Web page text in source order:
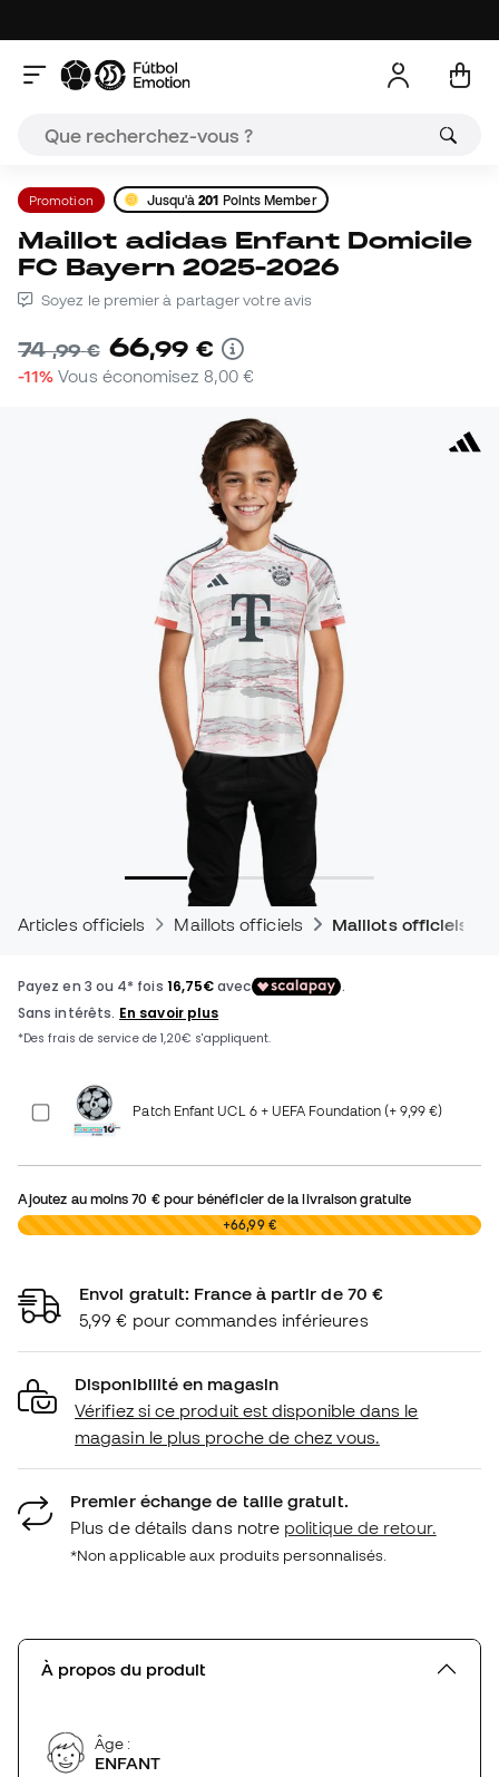
Promotion Jusqu'à201 Points Member
Maillot adidas Enfant Domicile
FC Bayern 2025-2026
Soyez le premier à partager votre avis
74,99 € 66,99 €
-11% Vous économisez 8,00 €
Articles officiels Maillots officiels Maillots officiels de
Patch Enfant UCL 6 + UEFA Foundation (+ 9,99 €)
Ajoutez au moins70 €pour bénéficier de la livraison gratuite
0,00 € +66,99 €
Envoi gratuit: France à partir de 70 €
5,99 € pour commandes inférieures
Disponibilité en magasin
Vérifiez si ce produit est disponible dans le
magasin le plus proche de chez vous.
Premier échange de taille gratuit.
Plus de détails dans notre politique de retour.
*Non applicable aux produits personnalisés.
À propos du produit
Âge :
ENFANT